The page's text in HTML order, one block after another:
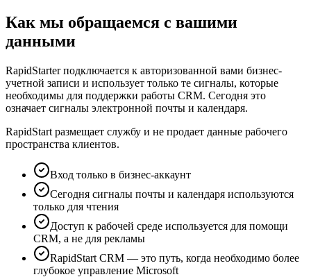
Как мы обращаемся с вашими
данными
RapidStarter подключается к авторизованной вами бизнес-
учетной записи и использует только те сигналы, которые
необходимы для поддержки работы CRM. Сегодня это
означает сигналы электронной почты и календаря.
RapidStart размещает службу и не продает данные рабочего
пространства клиентов.
Вход только в бизнес-аккаунт
Сегодня сигналы почты и календаря используются
только для чтения
Доступ к рабочей среде используется для помощи
CRM, а не для рекламы
RapidStart CRM — это путь, когда необходимо более
глубокое управление Microsoft